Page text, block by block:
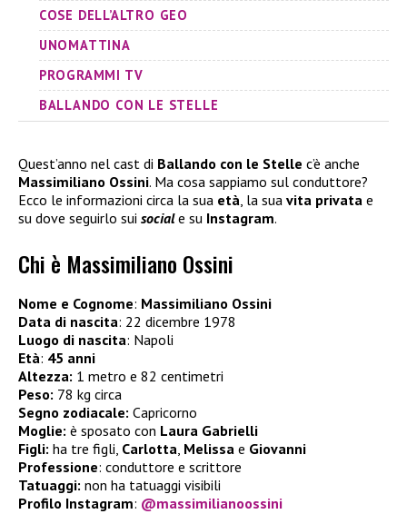
COSE DELL’ALTRO GEO
UNOMATTINA
PROGRAMMI TV
BALLANDO CON LE STELLE
Quest’anno nel cast di Ballando con le Stelle c’è anche
Massimiliano Ossini. Ma cosa sappiamo sul conduttore?
Ecco le informazioni circa la sua età , la sua vita privata e
su dove seguirlo sui sociale su Instagram.
Chi è Massimiliano Ossini
Nome e Cognome: Massimiliano Ossini
Data di nascita: 22 dicembre 1978
Luogo di nascita: Napoli
Età: 45 anni
Altezza: 1 metro e 82 centimetri
Peso: 78 kg circa
Segno zodiacale: Capricorno
Moglie: è sposato con Laura Gabrielli
Figli: ha tre figli, Carlotta, Melissa e Giovanni
Professione: conduttore e scrittore
Tatuaggi: non ha tatuaggi visibili
Profilo Instagram: @massimilianoossini